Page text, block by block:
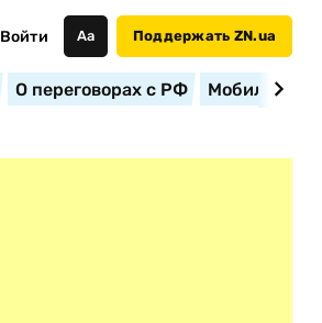
Войти Аа Поддержать ZN.ua
О переговорах с РФ